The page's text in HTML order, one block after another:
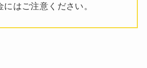
はご注意ください。